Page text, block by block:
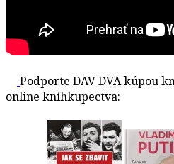
Podporte DAV DVA kúpou
online kníhkupectva: